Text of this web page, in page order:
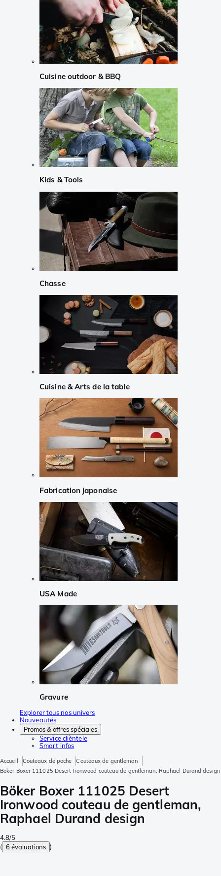
Cuisine outdoor & BBQ
Kids & Tools
Chasse
Cuisine & Arts de la table
Fabrication japonaise
USA Made
Gravure
Explorer tous nos univers
Nouveautés
Promos & offres spéciales
Service clièntele
Smart infos
Accueil Couteaux de poche
Couteaux de gentleman
Böker Boxer 111025 Desert Ironwood couteau de gentleman, Raphael Durand design
Böker Boxer 111025 Desert
Ironwood couteau de gentleman,
Raphael Durand design
4.8/5
( 6 évaluations )